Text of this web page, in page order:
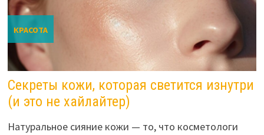
КРАСОТА
Секреты кожи, которая светится изнутри
(и это не хайлайтер)
Натуральное сияние кожи — то, что косметологи